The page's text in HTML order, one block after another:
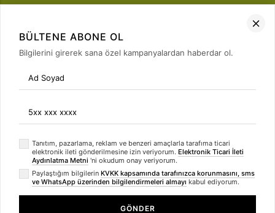
FIRSATLARI YAKALA
Bülten Üyeliği
arrow_forward
BÜLTENE ABONE OL
Bilgilerini girerek sana özel kampanyalardan haberdar ol.
Tanıtım, pazarlama, reklam ve benzeri amaçlarla tarafıma ticari
elektronik ileti gönderilmesine izin veriyorum. Elektronik Ticari İleti
Aydınlatma Metni 'ni okudum onay veriyorum.
Paylaştığım bilgilerin KVKK kapsamında tarafınızca korunmasını, sms
ve WhatsApp üzerinden bilgilendirmeleri almayı kabul ediyorum.
GÖNDER